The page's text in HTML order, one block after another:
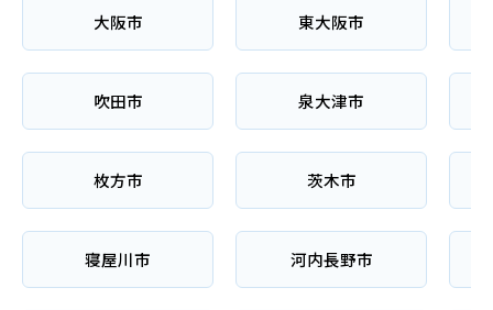
大阪市 東大阪市
吹田市 泉大津市
枚方市 茨木市
寝屋川市 河内長野市